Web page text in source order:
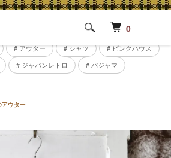
0
# アウター # シャツ
# ピンクハウス
# ジャパンレトロ
# パジャマ
アウター